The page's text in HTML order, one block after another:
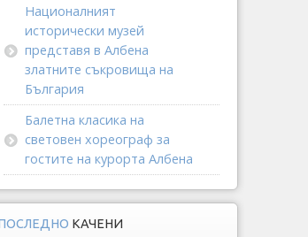
Националният
исторически музей
представя в Албена
златните съкровища на
България
Балетна класика на
световен хореограф за
гостите на курорта Албена
КАЧЕНИ